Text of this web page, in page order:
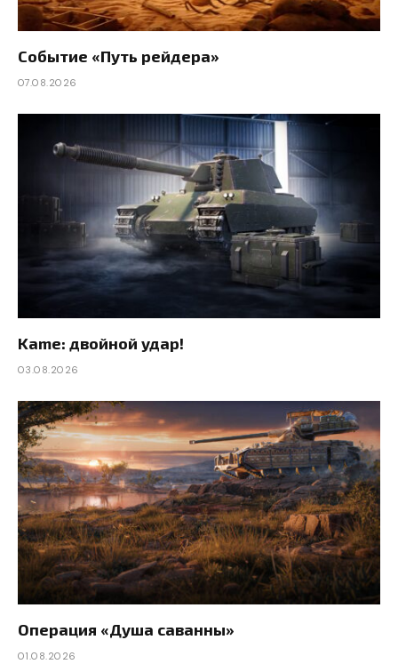
Событие «Путь рейдера»
07.08.2026
Kame: двойной удар!
03.08.2026
Операция «Душа саванны»
01.08.2026